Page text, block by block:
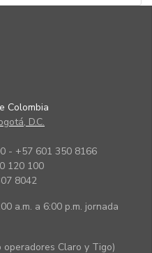
Colombia
D.C.
- +57 601 350 8166
120 100
8042
a.m. a 6:00 p.m. jornada
operadores Claro y Tigo)